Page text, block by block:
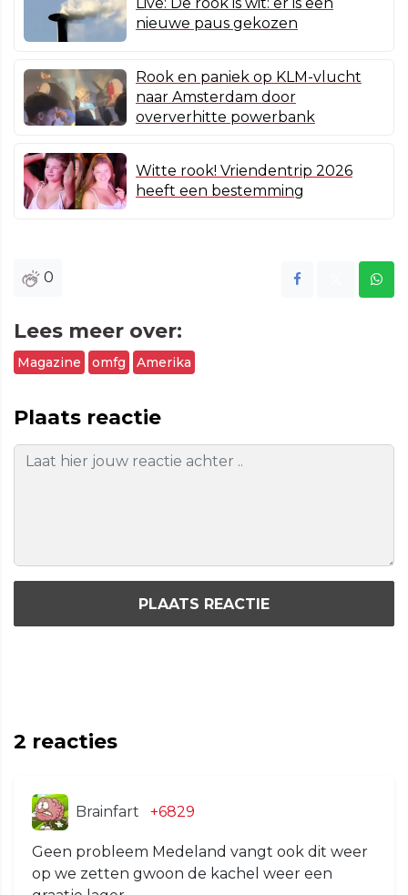
nieuwe paus gekozen
Rook en paniek op KLM-vlucht
naar Amsterdam door
oververhitte powerbank
Witte rook! Vriendentrip 2026
heeft een bestemming
0
Lees meer over:
Magazine omfg Amerika
Plaats reactie
PLAATS REACTIE
2 reacties
Brainfart +6829
Geen probleem Medeland vangt ook dit weer
op we zetten gwoon de kachel weer een